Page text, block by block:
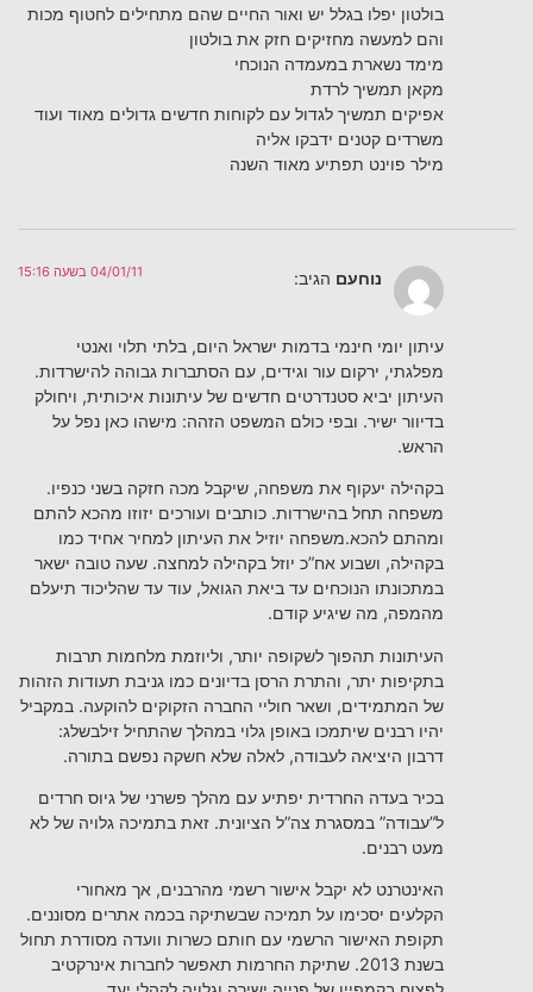
בולטון יפלו בגלל יש ואור החיים שהם מתחילים לחטוף מכות
והם למעשה מחזיקים חזק את בולטון
מימד נשארת במעמדה הנוכחי
מקאן תמשיך לרדת
אפיקים תמשיך לגדול עם לקוחות חדשים גדולים מאוד ועוד
משרדים קטנים ידבקו אליה
מילר פוינט תפתיע מאוד השנה
נוחעם הגיב: 04/01/11 בשעה 15:16
עיתון יומי חינמי בדמות ישראל היום, בלתי תלוי ואנטי
מפלגתי, ירקום עור וגידים, עם הסתברות גבוהה להישרדות.
העיתון יביא סטנדרטים חדשים של עיתונות איכותית, ויחולק
בדיוור ישיר. ובפי כולם המשפט הזהה: מישהו כאן נפל על
הראש.
בקהילה יעקוף את משפחה, שיקבל מכה חזקה בשני כנפיו.
משפחה תחל בהישרדות. כותבים ועורכים יזוזו מהכא להתם
ומהתם להכא.משפחה יוזיל את העיתון למחיר אחיד כמו
בקהילה, ושבוע אח”כ יוזל בקהילה למחצה. שעה טובה ישאר
במתכונתו הנוכחים עד ביאת הגואל, עוד עד שהליכוד תיעלם
מהמפה, מה שיגיע קודם.
העיתונות תהפוך לשקופה יותר, וליוזמת מלחמות תרבות
בתקיפות יתר, והתרת הרסן בדיונים כמו גניבת תעודות הזהות
של המתמידים, ושאר חוליי החברה הזקוקים להוקעה. במקביל
יהיו רבנים שיתמכו באופן גלוי במהלך שהתחיל זילבשלג:
דרבון היציאה לעבודה, לאלה שלא חשקה נפשם בתורה.
בכיר בעדה החרדית יפתיע עם מהלך פשרני של גיוס חרדים
ל”עבודה” במסגרת צה”ל הציונית. זאת בתמיכה גלויה של לא
מעט רבנים.
האינטרנט לא יקבל אישור רשמי מהרבנים, אך מאחורי
הקלעים יסכימו על תמיכה שבשתיקה בכמה אתרים מסוננים.
תקופת האישור הרשמי עם חותם כשרות וועדה מסודרת תחול
בשנת 2013. שתיקת החרמות תאפשר לחברות אינרקטיב